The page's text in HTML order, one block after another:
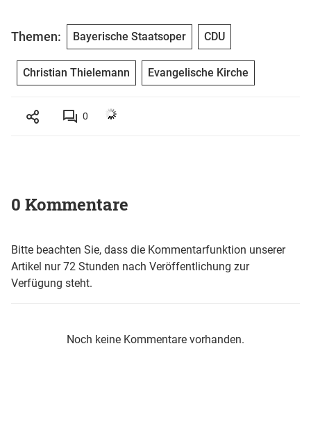
Themen: Bayerische Staatsoper CDU
Christian Thielemann Evangelische Kirche
0
0 Kommentare
Bitte beachten Sie, dass die Kommentarfunktion unserer
Artikel nur 72 Stunden nach Veröffentlichung zur
Verfügung steht.
Noch keine Kommentare vorhanden.